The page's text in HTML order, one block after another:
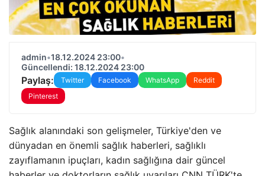
admin•18.12.2024 23:00•
Güncellendi: 18.12.2024 23:00
Paylaş: Twitter Facebook WhatsApp
Reddit
Pinterest
Sağlık alanındaki son gelişmeler, Türkiye'den ve
dünyadan en önemli sağlık haberleri, sağlıklı
zayıflamanın ipuçları, kadın sağlığına dair güncel